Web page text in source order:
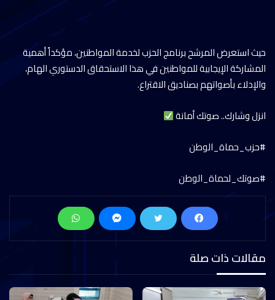
حيث استعرض المرشح برنامج الحزب لخدمة المواطنين، مؤكداً أهمية
المشاركة الإيجابية للمواطنين في هذا الاستحقاق الدستوري الهام،
والإدلاء بأصواتهم بصناديق الاقتراع.
انزل وشارك.. صوتك أمانة
#حزب_حماة_الوطن
#صوتك_لحماة_الوطن
مقالات ذات صلة